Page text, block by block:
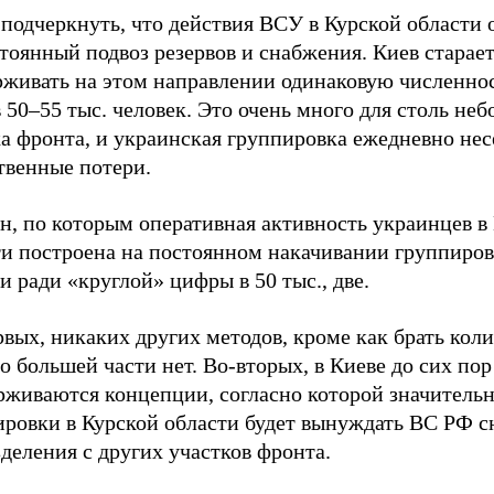
что действия ВСУ в Курской области
подвоз резервов и снабжения. Киев
на этом направлении одинаковую
тыс. человек. Это очень много для столь
фронта, и украинская группировка ежедневно
потери.
по которым оперативная активность украинцев в
построена на постоянном накачивании
ради «круглой» цифры в 50 тыс., две.
никаких других методов, кроме как брать
большей части нет. Во-вторых, в Киеве до сих пор
концепции, согласно которой
в Курской области будет вынуждать ВС РФ
с других участков фронта.